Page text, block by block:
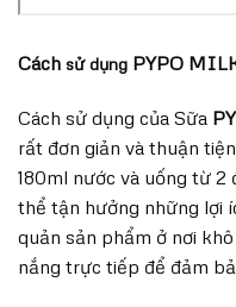
Cách sử dụng PYPO
Cách sử dụng của Sữa
rất đơn giản và thuận
180ml nước và uống từ 2
thể tận hưởng những lợi
quản sản phẩm ở nơi
nắng trực tiếp để đảm